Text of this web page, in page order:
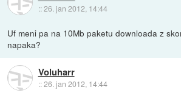
::26. jan 2012, 14:44
Uf meni pa na 10Mb paketu downloada z
napaka?
Voluharr
::26. jan 2012, 14:44